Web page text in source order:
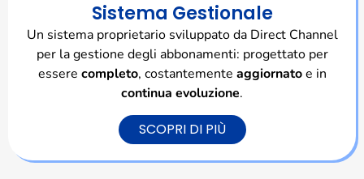
Sistema Gestionale
Un sistema proprietario sviluppato da Direct Channel
per la gestione degli abbonamenti: progettato per
essere completo, costantemente aggiornatoe in
continua evoluzione.
SCOPRI DI PIÙ